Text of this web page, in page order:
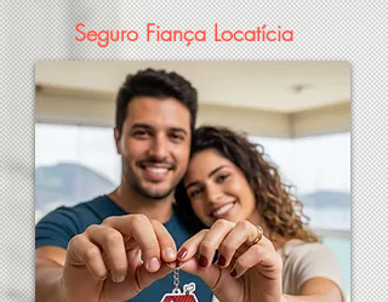
Seguro Fiança Locatícia